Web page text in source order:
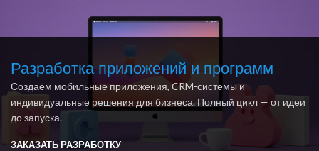
Разработка приложений и программ
Создаём мобильные приложения, CRM-системы и
индивидуальные решения для бизнеса. Полный цикл — от идеи
до запуска.
ЗАКАЗАТЬ РАЗРАБОТКУ